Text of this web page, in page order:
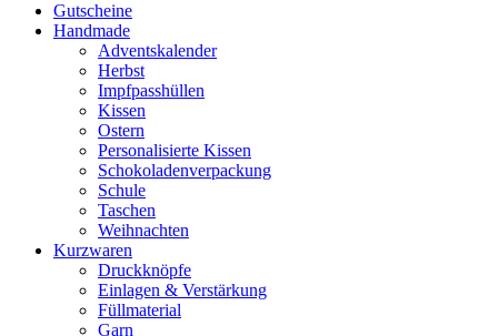
Gutscheine
Handmade
Adventskalender
Herbst
Impfpasshüllen
Kissen
Ostern
Personalisierte Kissen
Schokoladenverpackung
Schule
Taschen
Weihnachten
Kurzwaren
Druckknöpfe
Einlagen & Verstärkung
Füllmaterial
Garn